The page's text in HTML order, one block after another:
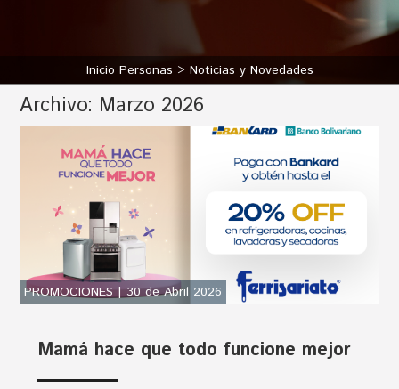
Inicio Personas Noticias y Novedades
Archivo: Marzo 2026
PROMOCIONES | 30 de Abril 2026
Mamá hace que todo funcione mejor